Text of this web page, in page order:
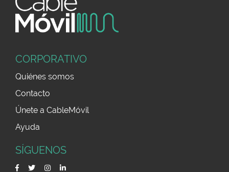
CORPORATIVO
Quiénes somos
Contacto
Únete a CableMóvil
Ayuda
SÍGUENOS